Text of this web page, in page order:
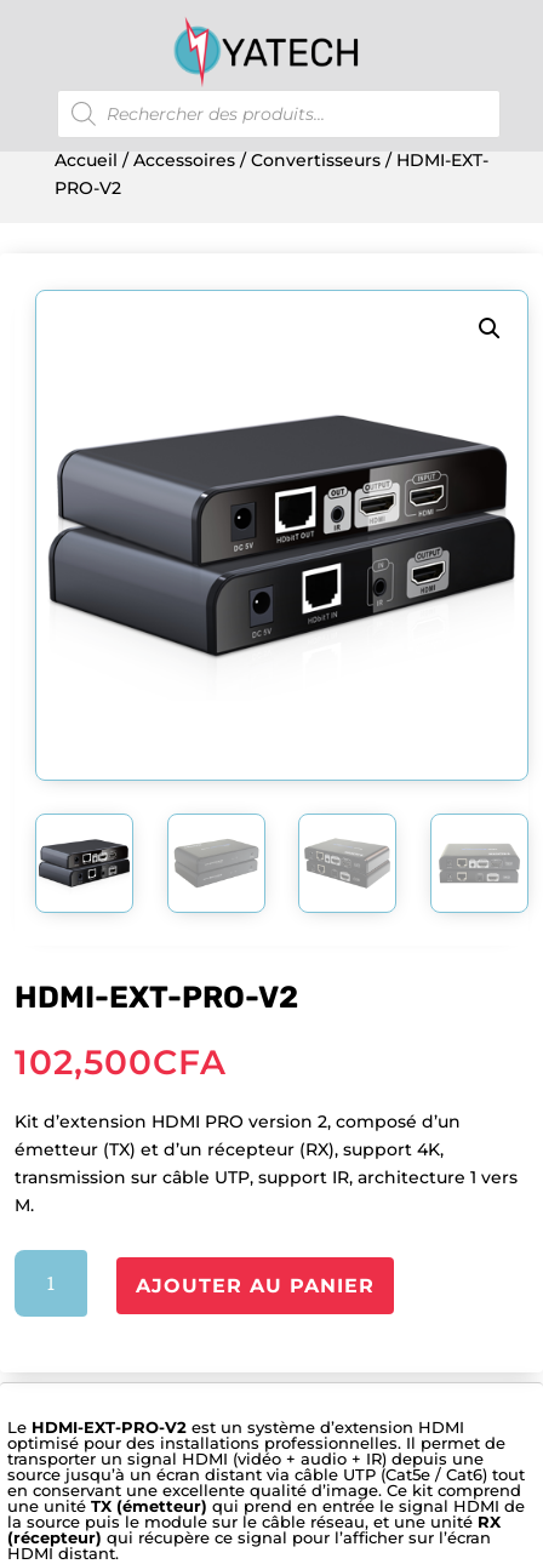
Recherche
de
produits
Accueil /Accessoires/Convertisseurs/ HDMI-EXT-
PRO-V2
HDMI-EXT-PRO-V2
102,500CFA
Kit d’extension HDMI PRO version 2, composé d’un
émetteur (TX) et d’un récepteur (RX), support 4K,
transmission sur câble UTP, support IR, architecture 1 vers
M.
quantité
HDMI-
PRO-
AJOUTER AU PANIER
Le HDMI-EXT-PRO-V2 est un système d’extension HDMI
optimisé pour des installations professionnelles. Il permet de
transporter un signal HDMI (vidéo + audio + IR) depuis une
source jusqu’à un écran distant via câble UTP (Cat5e / Cat6) tout
en conservant une excellente qualité d’image. Ce kit comprend
une unité TX (émetteur) qui prend en entrée le signal HDMI de
la source puis le module sur le câble réseau, et une unité RX
(récepteur) qui récupère ce signal pour l’afficher sur l’écran
HDMI distant.